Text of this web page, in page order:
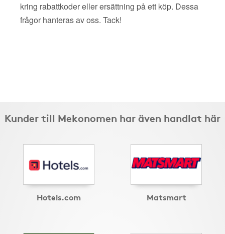
kring rabattkoder eller ersättning på ett köp. Dessa
frågor hanteras av oss. Tack!
Kunder till Mekonomen har även handlat här
Hotels.com Matsmart